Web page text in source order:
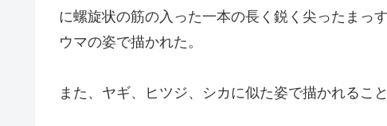
に螺旋状の筋の入った一本の長く鋭く尖ったまっ
ウマの姿で描かれた。
また、ヤギ、ヒツジ、シカに似た姿で描かれること